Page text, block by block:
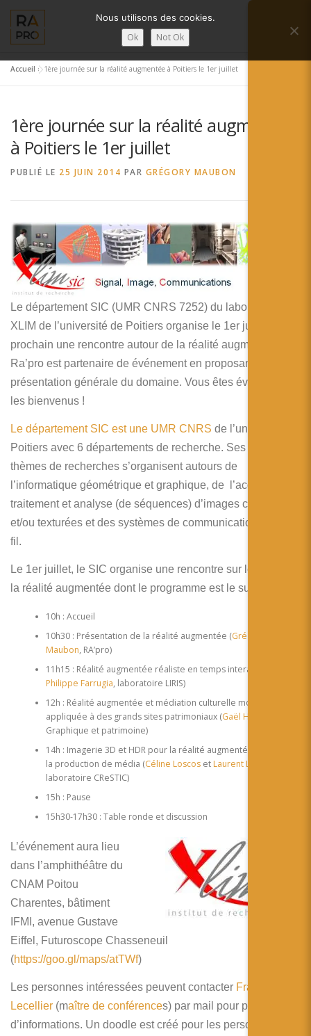
contenu
Menu
SERVICES RA’PRO ACTUALITÉ DE LA RA
English
Français
Deutsch
简体中文
日本語
Accueil »1ère journée sur la réalité augmentée à Poitiers le 1er juillet
1ère journée sur la réalité augmentée
à Poitiers le 1er juillet
PUBLIÉ LE 25 JUIN 2014 PAR GRÉGORY MAUBON
Le département SIC (UMR CNRS 7252) du laboratoire
XLIM de l’université de Poitiers organise le 1er juillet
prochain une rencontre autour de la réalité augmentée.
Ra’pro est partenaire de événement en proposant une
présentation générale du domaine. Vous êtes évidement
les bienvenus !
Le département SIC est une UMR CNRS de l’université de
Poitiers avec 6 départements de recherche. Ses principaux
thèmes de recherches s’organisent autours de
l’informatique géométrique et graphique, de l’acquisition,
traitement et analyse (de séquences) d’images couleur
et/ou texturées et des systèmes de communications sans
fil.
Le 1er juillet, le SIC organise une rencontre sur le sujet de
la réalité augmentée dont le programme est le suivant:
10h : Accueil
10h30 : Présentation de la réalité augmentée (Grégory
Maubon, RA’pro)
11h15 : Réalité augmentée réaliste en temps interactif (
Philippe Farrugia, laboratoire LIRIS)
12h : Réalité augmentée et médiation culturelle mobile
appliquée à des grands sites patrimoniaux (Gaël Hamon,
Graphique et patrimoine)
14h : Imagerie 3D et HDR pour la réalité augmentée et
la production de média (Céline Loscoset Laurent Lucas
laboratoire CReSTIC)
15h : Pause
15h30-17h30 : Table ronde et discussion
L’événement aura lieu
dans l’amphithéâtre du
CNAM Poitou
Charentes, bâtiment
IFMI, avenue Gustave
Eiffel, Futuroscope Chasseneuil
(https://goo.gl/maps/atTWf)
Les personnes intéressées peuvent contacter François
Lecellier (maître de conférences) par mail pour plus
d’informations. Un doodle est créé pour les personnes
Nous utilisons des cookies.
Ok Not Ok